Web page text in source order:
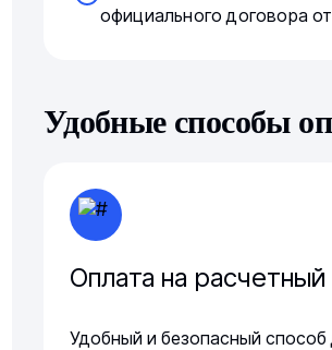
официального договора
Удобные способы
Оплата на расчетный
Удобный и безопасный способ